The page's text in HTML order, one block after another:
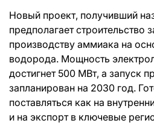
Новый проект, получивший
предполагает строительство
производству аммиака на
водорода. Мощность
достигнет 500 МВт, а запуск
запланирован на 2030 год.
поставляться как на
и на экспорт в ключевые